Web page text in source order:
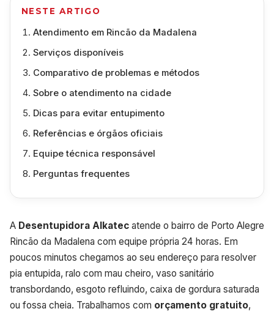
NESTE ARTIGO
Atendimento em Rincão da Madalena
Serviços disponíveis
Comparativo de problemas e métodos
Sobre o atendimento na cidade
Dicas para evitar entupimento
Referências e órgãos oficiais
Equipe técnica responsável
Perguntas frequentes
A Desentupidora Alkatec atende o bairro de Porto Alegre
Rincão da Madalena com equipe própria 24 horas. Em
poucos minutos chegamos ao seu endereço para resolver
pia entupida, ralo com mau cheiro, vaso sanitário
transbordando, esgoto refluindo, caixa de gordura saturada
ou fossa cheia. Trabalhamos com orçamento gratuito,